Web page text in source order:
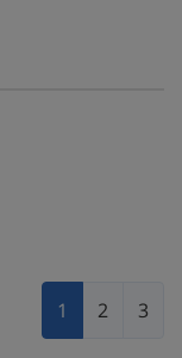
1 2 3